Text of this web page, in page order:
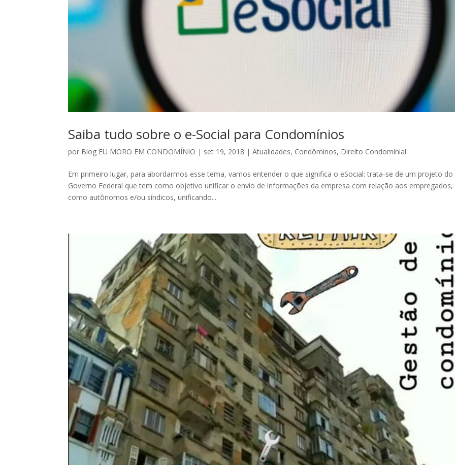
Saiba tudo sobre o e-Social para Condomínios
por Blog EU MORO EM CONDOMÍNIO | set 19, 2018 |Atualidades, Condôminos, Direito Condominial
Em primeiro lugar, para abordarmos esse tema, vamos entender o que significa o eSocial: trata-se de um projeto do
Governo Federal que tem como objetivo unificar o envio de informações da empresa com relação aos
como autônomos e/ou síndicos, unificando...